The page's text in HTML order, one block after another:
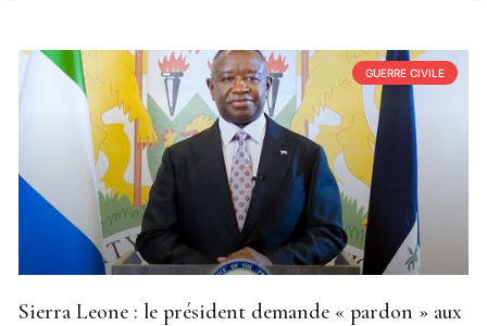
GUERRE CIVILE
Sierra Leone : le président demande « pardon » aux